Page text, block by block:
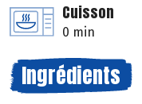
Cuisson
0 min
Ingrédients